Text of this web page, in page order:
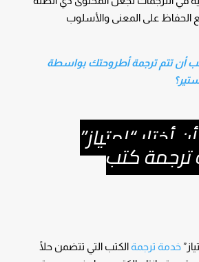
الحفاظ على المعنى والأسلوب
أن تتم ترجمة أطروحتك بواسطة
أختار “امتياز”
كتب
خدمة ترجمةالكتب التي تتضمن حلًا